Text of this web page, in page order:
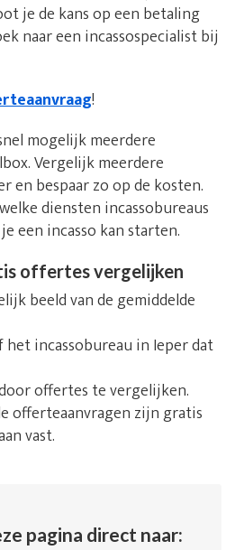
je de kans op een betaling
naar een incassospecialist bij
!
mogelijk meerdere
Vergelijk meerdere
en bespaar zo op de kosten.
diensten incassobureaus
een incasso kan starten.
offertes vergelijken
beeld van de gemiddelde
het incassobureau in Ieper dat
offertes te vergelijken.
offerteaanvragen zijn gratis
vast.
pagina direct naar: